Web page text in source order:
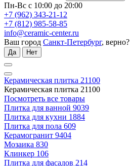
Пн-Вс с 10:00 до 20:00
+7 (962) 343-21-12
+7 (812) 985-58-85
info@ceramic-center.ru
Ваш город Санкт-Петербург, верно?
Да Нет
Керамическая плитка 21100
Керамическая плитка 21100
Посмотреть все товары
Плитка для ванной 9039
Плитка для кухни 1884
Плитка для пола 609
Керамогранит 9404
Мозаика 830
Клинкер 106
Плитка для фасадов 214